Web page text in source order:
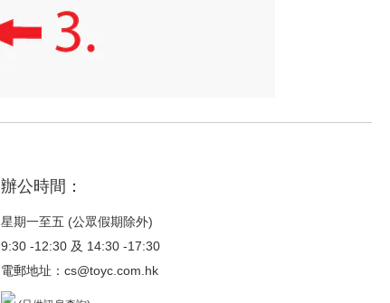
辦公時間：
星期一至五 (公眾假期除外)
9:30 -12:30 及 14:30 -17:30
電郵地址： cs@toyc.com.hk